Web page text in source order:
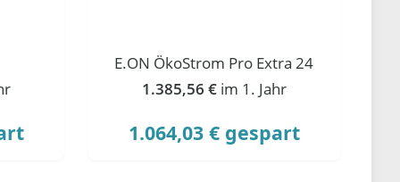
E.ON ÖkoStrom Pro Extra 24
1.385,56 € im 1. Jahr
1.064,03 € gespart